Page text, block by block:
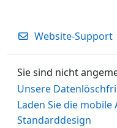
Website-Support
Sie sind nicht
Unsere
Laden Sie die mobile
Standarddesign